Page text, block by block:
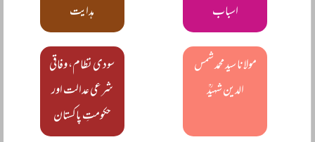
اسباب
ہدایت
مولانا سید محمد شمس
الدین شہیدؒ
سودی نظام، وفاقی
شرعی عدالت اور
حکومتِ پاکستان